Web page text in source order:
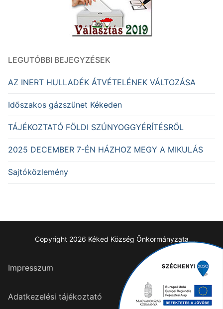
LEGUTÓBBI BEJEGYZÉSEK
AZ INERT HULLADÉK ÁTVÉTELÉNEK VÁLTOZÁSA
Időszakos gázszünet Kékeden
TÁJÉKOZTATÓ FÖLDI SZÚNYOGGYÉRÍTÉSRŐL
2025 DECEMBER 7-ÉN HÁZHOZ MEGY A MIKULÁS
Sajtóközlemény
Copyright 2026 Kéked Község Önkormányzata
Impresszum
Adatkezelési tájékoztató